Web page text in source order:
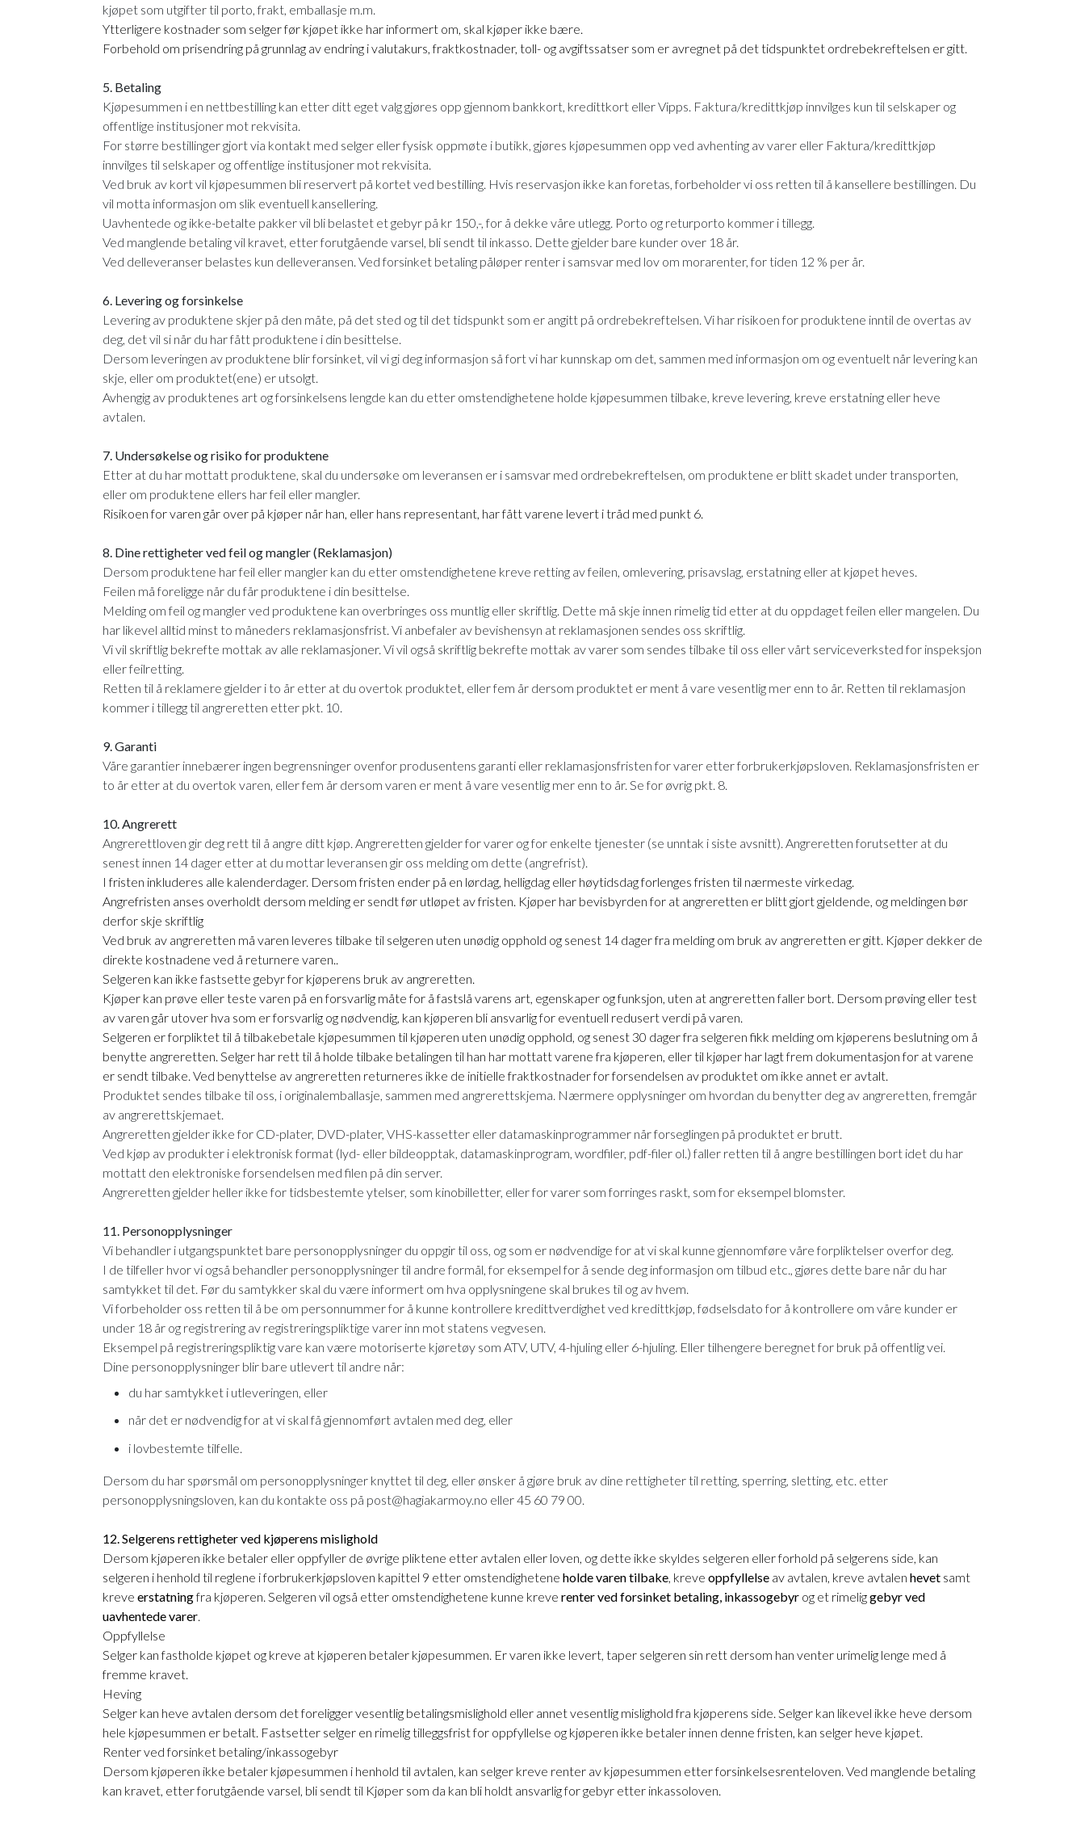
kjøpet som utgifter til porto, frakt, emballasje m.m.
Ytterligere kostnader som selger før kjøpet ikke har informert om, skal kjøper ikke bære.
Forbehold om prisendring på grunnlag av endring i valutakurs, fraktkostnader, toll- og avgiftssatser som er avregnet på det tidspunktet ordrebekreftelsen er gitt.
5. Betaling
Kjøpesummen i en nettbestilling kan etter ditt eget valg gjøres opp gjennom bankkort, kredittkort eller Vipps. Faktura/kredittkjøp innvilges kun til selskaper og
offentlige institusjoner mot rekvisita.
For større bestillinger gjort via kontakt med selger eller fysisk oppmøte i butikk, gjøres kjøpesummen opp ved avhenting av varer eller Faktura/kredittkjøp
innvilges til selskaper og offentlige institusjoner mot rekvisita.
Ved bruk av kort vil kjøpesummen bli reservert på kortet ved bestilling. Hvis reservasjon ikke kan foretas, forbeholder vi oss retten til å kansellere bestillingen. Du
vil motta informasjon om slik eventuell kansellering.
Uavhentede og ikke-betalte pakker vil bli belastet et gebyr på kr 150,-, for å dekke våre utlegg. Porto og returporto kommer i tillegg.
Ved manglende betaling vil kravet, etter forutgående varsel, bli sendt til inkasso. Dette gjelder bare kunder over 18 år.
Ved delleveranser belastes kun delleveransen. Ved forsinket betaling påløper renter i samsvar med lov om morarenter, for tiden 12 % per år.
6. Levering og forsinkelse
Levering av produktene skjer på den måte, på det sted og til det tidspunkt som er angitt på ordrebekreftelsen. Vi har risikoen for produktene inntil de overtas av
deg, det vil si når du har fått produktene i din besittelse.
Dersom leveringen av produktene blir forsinket, vil vi gi deg informasjon så fort vi har kunnskap om det, sammen med informasjon om og eventuelt når levering kan
skje, eller om produktet(ene) er utsolgt.
Avhengig av produktenes art og forsinkelsens lengde kan du etter omstendighetene holde kjøpesummen tilbake, kreve levering, kreve erstatning eller heve
avtalen.
7. Undersøkelse og risiko for produktene
Etter at du har mottatt produktene, skal du undersøke om leveransen er i samsvar med ordrebekreftelsen, om produktene er blitt skadet under transporten,
eller om produktene ellers har feil eller mangler.
Risikoen for varen går over på kjøper når han, eller hans representant, har fått varene levert i tråd med punkt 6.
8. Dine rettigheter ved feil og mangler (Reklamasjon)
Dersom produktene har feil eller mangler kan du etter omstendighetene kreve retting av feilen, omlevering, prisavslag, erstatning eller at kjøpet heves.
Feilen må foreligge når du får produktene i din besittelse.
Melding om feil og mangler ved produktene kan overbringes oss muntlig eller skriftlig. Dette må skje innen rimelig tid etter at du oppdaget feilen eller mangelen. Du
har likevel alltid minst to måneders reklamasjonsfrist. Vi anbefaler av bevishensyn at reklamasjonen sendes oss skriftlig.
Vi vil skriftlig bekrefte mottak av alle reklamasjoner. Vi vil også skriftlig bekrefte mottak av varer som sendes tilbake til oss eller vårt serviceverksted for inspeksjon
eller feilretting.
Retten til å reklamere gjelder i to år etter at du overtok produktet, eller fem år dersom produktet er ment å vare vesentlig mer enn to år. Retten til reklamasjon
kommer i tillegg til angreretten etter pkt. 10.
9. Garanti
Våre garantier innebærer ingen begrensninger ovenfor produsentens garanti eller reklamasjonsfristen for varer etter forbrukerkjøpsloven. Reklamasjonsfristen er
to år etter at du overtok varen, eller fem år dersom varen er ment å vare vesentlig mer enn to år. Se for øvrig pkt. 8.
10. Angrerett
Angrerettloven gir deg rett til å angre ditt kjøp. Angreretten gjelder for varer og for enkelte tjenester (se unntak i siste avsnitt). Angreretten forutsetter at du
senest innen 14 dager etter at du mottar leveransen gir oss melding om dette (angrefrist).
I fristen inkluderes alle kalenderdager. Dersom fristen ender på en lørdag, helligdag eller høytidsdag forlenges fristen til nærmeste virkedag.
Angrefristen anses overholdt dersom melding er sendt før utløpet av fristen. Kjøper har bevisbyrden for at angreretten er blitt gjort gjeldende, og meldingen bør
derfor skje skriftlig
Ved bruk av angreretten må varen leveres tilbake til selgeren uten unødig opphold og senest 14 dager fra melding om bruk av angreretten er gitt. Kjøper dekker de
direkte kostnadene ved å returnere varen..
Selgeren kan ikke fastsette gebyr for kjøperens bruk av angreretten.
Kjøper kan prøve eller teste varen på en forsvarlig måte for å fastslå varens art, egenskaper og funksjon, uten at angreretten faller bort. Dersom prøving eller test
av varen går utover hva som er forsvarlig og nødvendig, kan kjøperen bli ansvarlig for eventuell redusert verdi på varen.
Selgeren er forpliktet til å tilbakebetale kjøpesummen til kjøperen uten unødig opphold, og senest 30 dager fra selgeren fikk melding om kjøperens beslutning om å
benytte angreretten. Selger har rett til å holde tilbake betalingen til han har mottatt varene fra kjøperen, eller til kjøper har lagt frem dokumentasjon for at varene
er sendt tilbake. Ved benyttelse av angreretten returneres ikke de initielle fraktkostnader for forsendelsen av produktet om ikke annet er avtalt.
Produktet sendes tilbake til oss, i originalemballasje, sammen med angrerettskjema. Nærmere opplysninger om hvordan du benytter deg av angreretten, fremgår
av angrerettskjemaet.
Angreretten gjelder ikke for CD-plater, DVD-plater, VHS-kassetter eller datamaskinprogrammer når forseglingen på produktet er brutt.
Ved kjøp av produkter i elektronisk format (lyd- eller bildeopptak, datamaskinprogram, wordfiler, pdf-filer ol.) faller retten til å angre bestillingen bort idet du har
mottatt den elektroniske forsendelsen med filen på din server.
Angreretten gjelder heller ikke for tidsbestemte ytelser, som kinobilletter, eller for varer som forringes raskt, som for eksempel blomster.
11. Personopplysninger
Vi behandler i utgangspunktet bare personopplysninger du oppgir til oss, og som er nødvendige for at vi skal kunne gjennomføre våre forpliktelser overfor deg.
I de tilfeller hvor vi også behandler personopplysninger til andre formål, for eksempel for å sende deg informasjon om tilbud etc., gjøres dette bare når du har
samtykket til det. Før du samtykker skal du være informert om hva opplysningene skal brukes til og av hvem.
Vi forbeholder oss retten til å be om personnummer for å kunne kontrollere kredittverdighet ved kredittkjøp, fødselsdato for å kontrollere om våre kunder er
under 18 år og registrering av registreringspliktige varer inn mot statens vegvesen.
Eksempel på registreringspliktig vare kan være motoriserte kjøretøy som ATV, UTV, 4-hjuling eller 6-hjuling. Eller tilhengere beregnet for bruk på offentlig vei.
Dine personopplysninger blir bare utlevert til andre når:
du har samtykket i utleveringen, eller
når det er nødvendig for at vi skal få gjennomført avtalen med deg, eller
i lovbestemte tilfelle.
Dersom du har spørsmål om personopplysninger knyttet til deg, eller ønsker å gjøre bruk av dine rettigheter til retting, sperring, sletting, etc. etter
personopplysningsloven, kan du kontakte oss på post@hagiakarmoy.no eller 45 60 79 00.
12. Selgerens rettigheter ved kjøperens mislighold
Dersom kjøperen ikke betaler eller oppfyller de øvrige pliktene etter avtalen eller loven, og dette ikke skyldes selgeren eller forhold på selgerens side, kan
selgeren i henhold til reglene i forbrukerkjøpsloven kapittel 9 etter omstendighetene holdevaren tilbake, kreve oppfyllelse av avtalen, kreve avtalen hevet samt
kreve erstatningfra kjøperen. Selgeren vil også etter omstendighetene kunne kreve renter ved forsinket betaling, inkassogebyr og et rimeliggebyr ved
uavhentede varer.
Oppfyllelse
Selger kan fastholde kjøpet og kreve at kjøperen betaler kjøpesummen. Er varen ikke levert, taper selgeren sin rett dersom han venter urimelig lenge med å
fremme kravet.
Heving
Selger kan heve avtalen dersom det foreligger vesentlig betalingsmislighold eller annet vesentlig mislighold fra kjøperens side. Selger kan likevel ikke heve dersom
hele kjøpesummen er betalt. Fastsetter selger en rimelig tilleggsfrist for oppfyllelse og kjøperen ikke betaler innen denne fristen, kan selger heve kjøpet.
Renter ved forsinket betaling/inkassogebyr
Dersom kjøperen ikke betaler kjøpesummen i henhold til avtalen, kan selger kreve renter av kjøpesummen etter forsinkelsesrenteloven. Ved manglende betaling
kan kravet, etter forutgående varsel, bli sendt til Kjøper som da kan bli holdt ansvarlig for gebyr etter inkassoloven.